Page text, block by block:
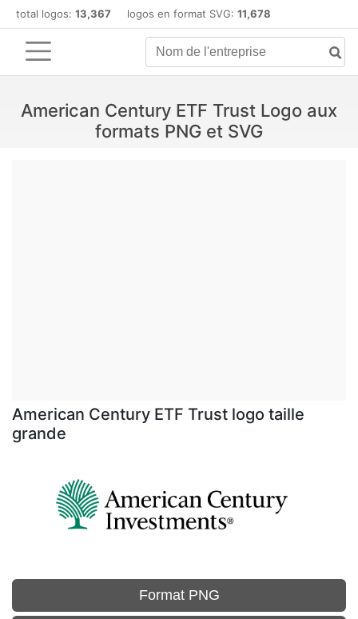
total logos: 13,367 logos en format SVG: 11,678
American Century ETF Trust Logo aux
formats PNG et SVG
American Century ETF Trust logo taille
grande
Format PNG